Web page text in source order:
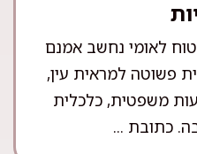
לאומי נחשב אמנם
פשוטה למראית עין,
משפטית, כלכלית
כתובת ...